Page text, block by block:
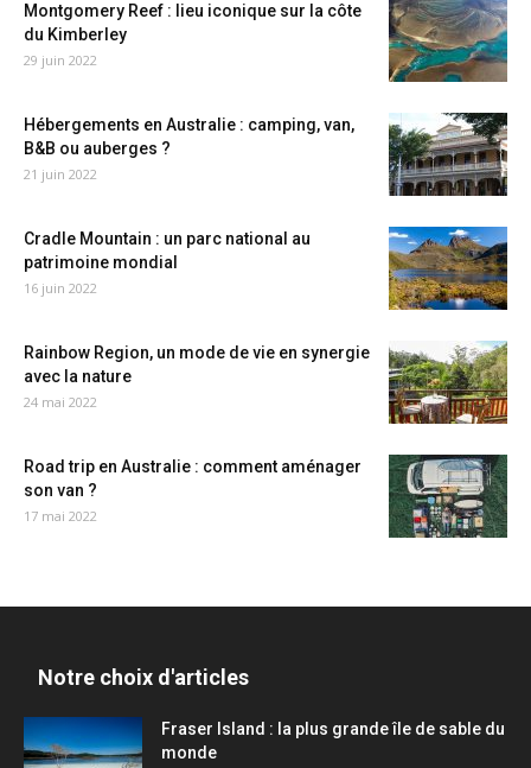
Montgomery Reef : lieu iconique sur la côte
du Kimberley
29 juin 2022
Hébergements en Australie : camping, van,
B&B ou auberges ?
21 juin 2022
Cradle Mountain : un parc national au
patrimoine mondial
16 juin 2022
Rainbow Region, un mode de vie en synergie
avec la nature
24 mai 2022
Road trip en Australie : comment aménager
son van ?
17 mai 2022
Notre choix d'articles
Fraser Island : la plus grande île de sable du
monde